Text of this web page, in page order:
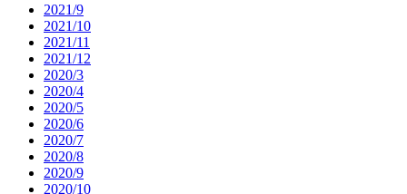
2021/9
2021/10
2021/11
2021/12
2020/3
2020/4
2020/5
2020/6
2020/7
2020/8
2020/9
2020/10